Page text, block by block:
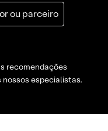
ou parceiro
recomendações
nossos especialistas.